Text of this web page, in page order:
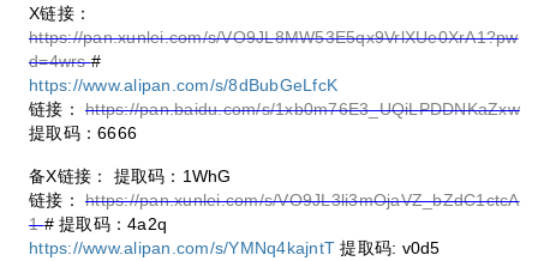
X链接：
https://pan.xunlei.com/s/VO9JL8MW53E5qx9VrlXUe0XrA1?pw
d=4wrs#
https://www.alipan.com/s/8dBubGeLfcK
链接：https://pan.baidu.com/s/1xb0m76E3_UQiLPDDNKaZxw
提取码：6666
备X链接： 提取码：1WhG
链接：https://pan.xunlei.com/s/VO9JL3li3mOjaVZ_bZdC1ctcA
1# 提取码：4a2q
https://www.alipan.com/s/YMNq4kajntT提取码: v0d5